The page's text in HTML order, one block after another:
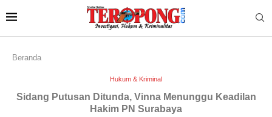
Beranda
Hukum & Kriminal
Sidang Putusan Ditunda, Vinna Menunggu Keadilan
Hakim PN Surabaya